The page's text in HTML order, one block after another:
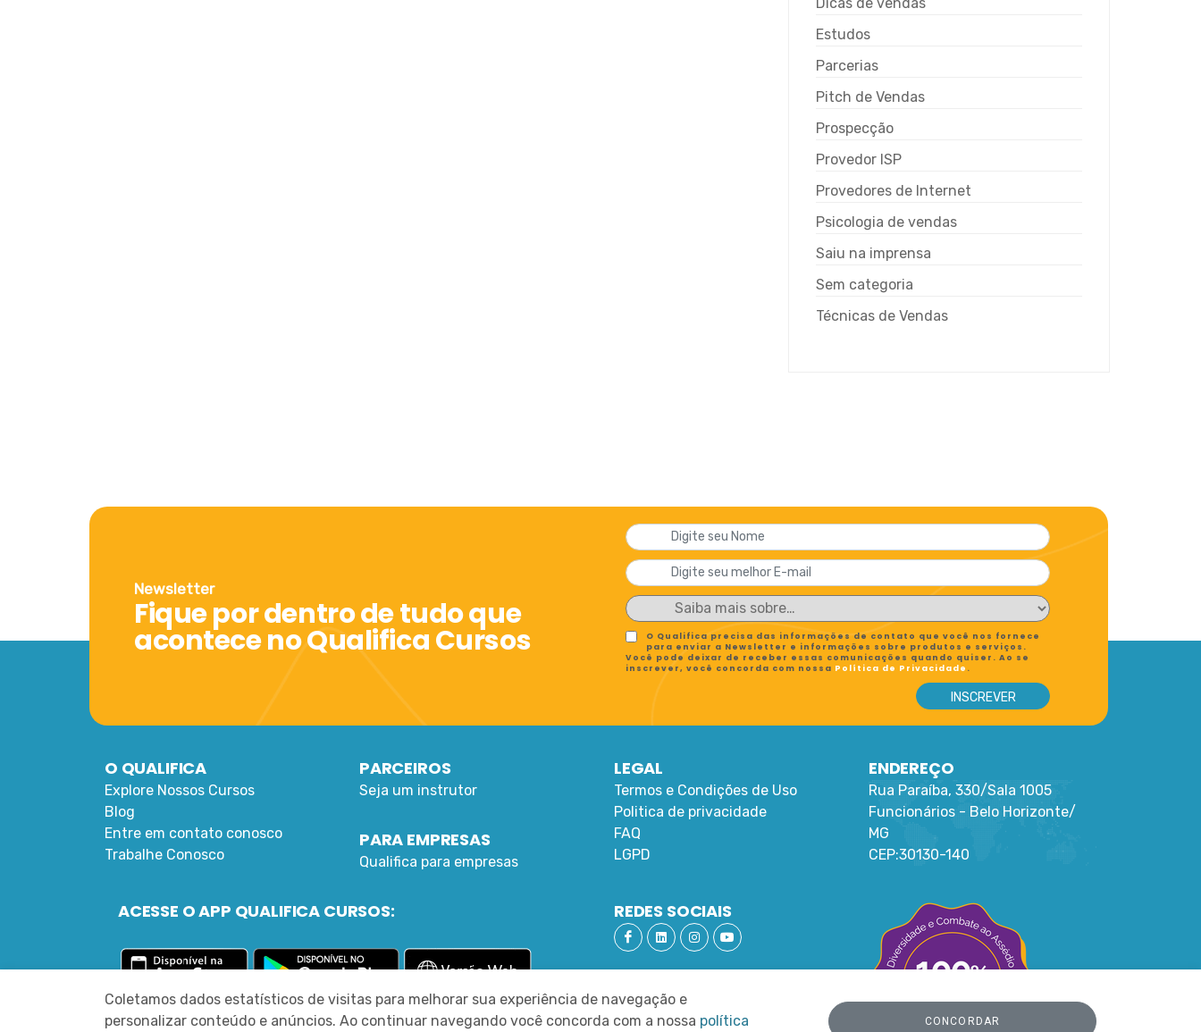
Estudos
Parcerias
Pitch de Vendas
Prospecção
Provedor ISP
Provedores de Internet
Psicologia de vendas
Saiu na imprensa
Sem categoria
Técnicas de Vendas
Newsletter
Fique por dentro de tudo que
acontece no Qualifica Cursos
O Qualifica precisa das informações de contato que você nos fornece
para enviar a Newsletter e informações sobre produtos e serviços.
Você pode deixar de receber essas comunicações quando quiser. Ao se
inscrever, você concorda com nossa Política de Privacidade .
O QUALIFICA
Explore Nossos Cursos
Blog
Entre em contato conosco
Trabalhe Conosco
PARCEIROS
Seja um instrutor
PARA EMPRESAS
Qualifica para empresas
LEGAL
Termos e Condições de Uso
Politica de privacidade
FAQ
LGPD
ENDEREÇO
Rua Paraíba, 330/Sala 1005
Funcionários - Belo Horizonte/
MG
CEP:30130-140
ACESSE O APP QUALIFICA CURSOS: REDES SOCIAIS
Coletamos dados estatísticos de visitas para melhorar sua experiência de navegação e
personalizar conteúdo e anúncios. Ao continuar navegando você concorda com a nossa política CONCORDAR